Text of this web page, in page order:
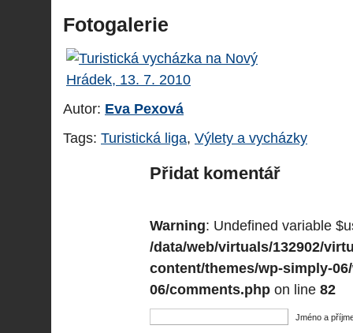
Fotogalerie
Autor: Eva Pexová
Tags: Turistická liga, Výlety a vycházky
Přidat komentář
Warning: Undefined variable
/data/web/virtuals/132902/
content/themes/wp-simply-
06/comments.php on line 82
Jméno a